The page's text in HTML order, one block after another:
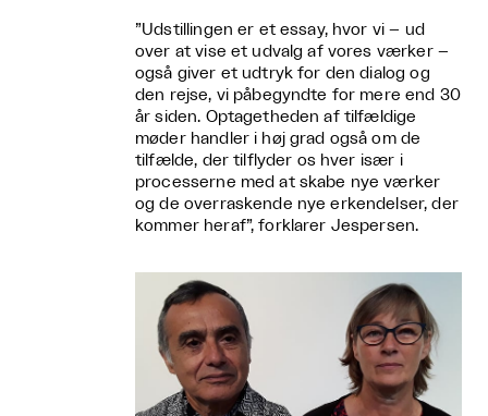
”Udstillingen er et essay, hvor vi – ud
over at vise et udvalg af vores værker –
også giver et udtryk for den dialog og
den rejse, vi påbegyndte for mere end 30
år siden. Optagetheden af tilfældige
møder handler i høj grad også om de
tilfælde, der tilflyder os hver især i
processerne med at skabe nye værker
og de overraskende nye erkendelser, der
kommer heraf”, forklarer Jespersen.